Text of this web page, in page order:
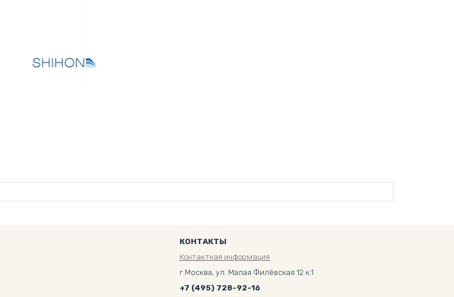
КОНТАКТЫ
Контактная информация
г.Москва, ул. Малая Филёвская 12 к.1
+7 (495) 728-92-16